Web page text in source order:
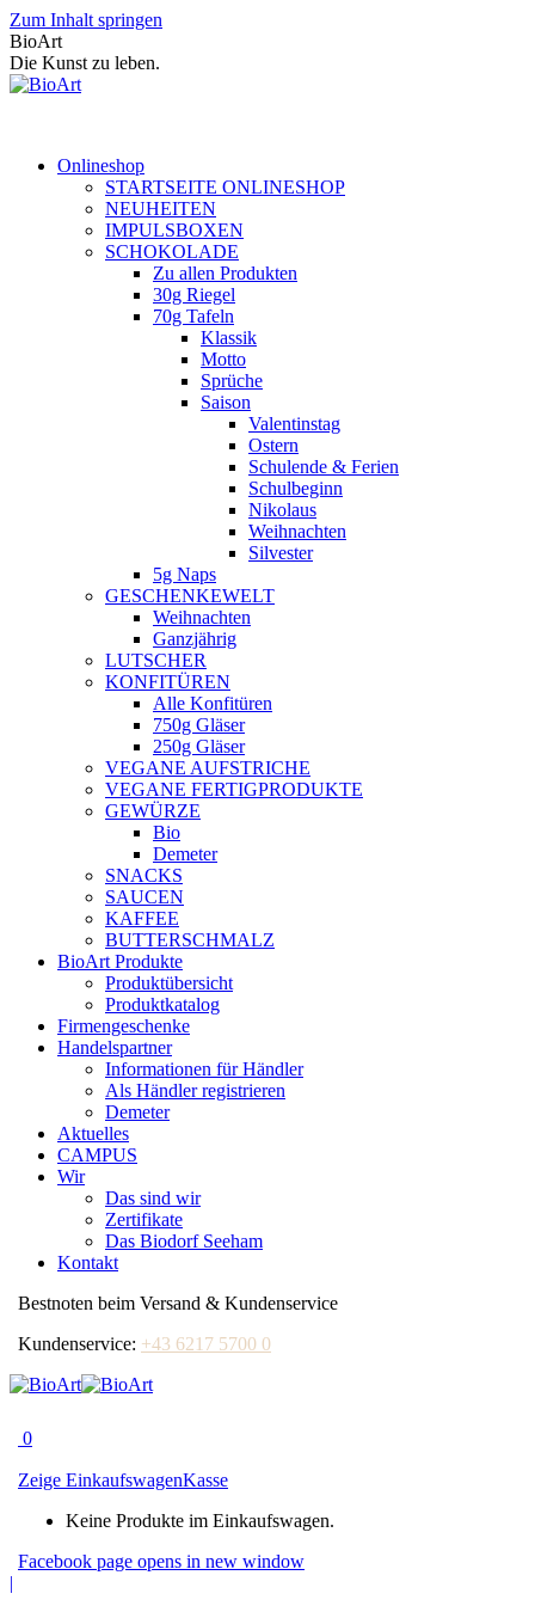
Zum Inhalt springen
BioArt
Die Kunst zu leben.
Onlineshop
STARTSEITE ONLINESHOP
NEUHEITEN
IMPULSBOXEN
SCHOKOLADE
Zu allen Produkten
30g Riegel
70g Tafeln
Klassik
Motto
Sprüche
Saison
Valentinstag
Ostern
Schulende & Ferien
Schulbeginn
Nikolaus
Weihnachten
Silvester
5g Naps
GESCHENKEWELT
Weihnachten
Ganzjährig
LUTSCHER
KONFITÜREN
Alle Konfitüren
750g Gläser
250g Gläser
VEGANE AUFSTRICHE
VEGANE FERTIGPRODUKTE
GEWÜRZE
Bio
Demeter
SNACKS
SAUCEN
KAFFEE
BUTTERSCHMALZ
BioArt Produkte
Produktübersicht
Produktkatalog
Firmengeschenke
Handelspartner
Informationen für Händler
Als Händler registrieren
Demeter
Aktuelles
CAMPUS
Wir
Das sind wir
Zertifikate
Das Biodorf Seeham
Kontakt
Bestnoten beim Versand & Kundenservice
Kundenservice: +43 6217 5700 0
0
Zeige EinkaufswagenKasse
Keine Produkte im Einkaufswagen.
Facebook page opens in new window
|